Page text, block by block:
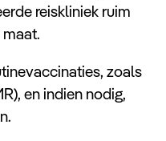
reiskliniek ruim
zoals
en indien nodig,